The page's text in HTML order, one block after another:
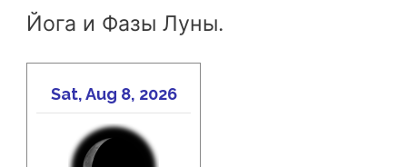
Йога и Фазы Луны.